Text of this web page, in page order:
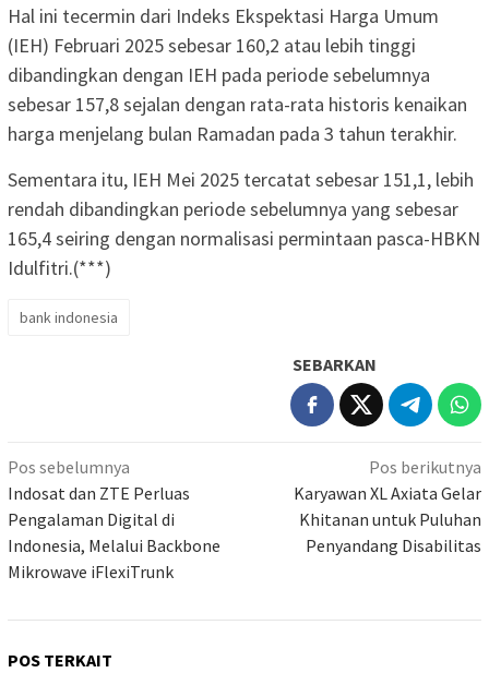
Hal ini tecermin dari Indeks Ekspektasi Harga Umum
(IEH) Februari 2025 sebesar 160,2 atau lebih tinggi
dibandingkan dengan IEH pada periode sebelumnya
sebesar 157,8 sejalan dengan rata-rata historis kenaikan
harga menjelang bulan Ramadan pada 3 tahun terakhir.
Sementara itu, IEH Mei 2025 tercatat sebesar 151,1, lebih
rendah dibandingkan periode sebelumnya yang sebesar
165,4 seiring dengan normalisasi permintaan pasca-HBKN
Idulfitri.(***)
bank indonesia
SEBARKAN
Navigasi
pos
Pos sebelumnya
Indosat dan ZTE Perluas
Pengalaman Digital di
Indonesia, Melalui Backbone
Mikrowave iFlexiTrunk
Pos berikutnya
Karyawan XL Axiata Gelar
Khitanan untuk Puluhan
Penyandang Disabilitas
POS TERKAIT